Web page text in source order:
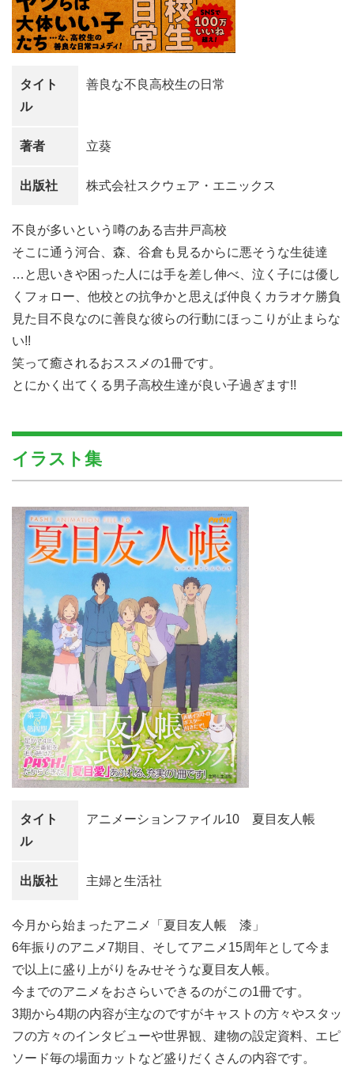
タイト
ル
善良な不良高校生の日常
著者 立葵
出版社 株式会社スクウェア・エニックス
不良が多いという噂のある吉井戸高校
そこに通う河合、森、谷倉も見るからに悪そうな生徒達
…と思いきや困った人には手を差し伸べ、泣く子には優し
くフォロー、他校との抗争かと思えば仲良くカラオケ勝負
見た目不良なのに善良な彼らの行動にほっこりが止まらな
い!!
笑って癒されるおススメの1冊です。
とにかく出てくる男子高校生達が良い子過ぎます!!
イラスト集
タイト
ル
アニメーションファイル10 夏目友人帳
出版社 主婦と生活社
今月から始まったアニメ「夏目友人帳 漆」
6年振りのアニメ7期目、そしてアニメ15周年として今ま
で以上に盛り上がりをみせそうな夏目友人帳。
今までのアニメをおさらいできるのがこの1冊です。
3期から4期の内容が主なのですがキャストの方々やスタッ
フの方々のインタビューや世界観、建物の設定資料、エピ
ソード毎の場面カットなど盛りだくさんの内容です。